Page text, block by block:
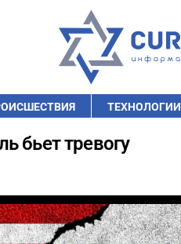
ТЕХНОЛОГИИ
бьет тревогу